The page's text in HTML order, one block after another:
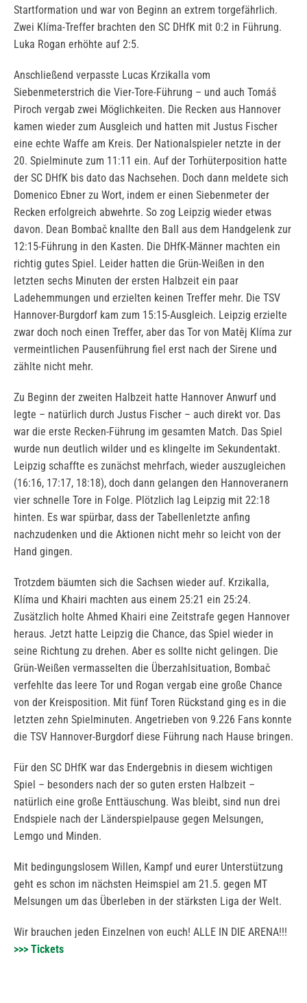
Startformation und war von Beginn an extrem torgefährlich.
Zwei Klíma-Treffer brachten den SC DHfK mit 0:2 in Führung.
Luka Rogan erhöhte auf 2:5.
Anschließend verpasste Lucas Krzikalla vom
Siebenmeterstrich die Vier-Tore-Führung – und auch Tomáš
Piroch vergab zwei Möglichkeiten. Die Recken aus Hannover
kamen wieder zum Ausgleich und hatten mit Justus Fischer
eine echte Waffe am Kreis. Der Nationalspieler netzte in der
20. Spielminute zum 11:11 ein. Auf der Torhüterposition hatte
der SC DHfK bis dato das Nachsehen. Doch dann meldete sich
Domenico Ebner zu Wort, indem er einen Siebenmeter der
Recken erfolgreich abwehrte. So zog Leipzig wieder etwas
davon. Dean Bombač knallte den Ball aus dem Handgelenk zur
12:15-Führung in den Kasten. Die DHfK-Männer machten ein
richtig gutes Spiel. Leider hatten die Grün-Weißen in den
letzten sechs Minuten der ersten Halbzeit ein paar
Ladehemmungen und erzielten keinen Treffer mehr. Die TSV
Hannover-Burgdorf kam zum 15:15-Ausgleich. Leipzig erzielte
zwar doch noch einen Treffer, aber das Tor von Matěj Klíma zur
vermeintlichen Pausenführung fiel erst nach der Sirene und
zählte nicht mehr.
Zu Beginn der zweiten Halbzeit hatte Hannover Anwurf und
legte – natürlich durch Justus Fischer – auch direkt vor. Das
war die erste Recken-Führung im gesamten Match. Das Spiel
wurde nun deutlich wilder und es klingelte im Sekundentakt.
Leipzig schaffte es zunächst mehrfach, wieder auszugleichen
(16:16, 17:17, 18:18), doch dann gelangen den Hannoveranern
vier schnelle Tore in Folge. Plötzlich lag Leipzig mit 22:18
hinten. Es war spürbar, dass der Tabellenletzte anfing
nachzudenken und die Aktionen nicht mehr so leicht von der
Hand gingen.
Trotzdem bäumten sich die Sachsen wieder auf. Krzikalla,
Klíma und Khairi machten aus einem 25:21 ein 25:24.
Zusätzlich holte Ahmed Khairi eine Zeitstrafe gegen Hannover
heraus. Jetzt hatte Leipzig die Chance, das Spiel wieder in
seine Richtung zu drehen. Aber es sollte nicht gelingen. Die
Grün-Weißen vermasselten die Überzahlsituation, Bombač
verfehlte das leere Tor und Rogan vergab eine große Chance
von der Kreisposition. Mit fünf Toren Rückstand ging es in die
letzten zehn Spielminuten. Angetrieben von 9.226 Fans konnte
die TSV Hannover-Burgdorf diese Führung nach Hause bringen.
Für den SC DHfK war das Endergebnis in diesem wichtigen
Spiel – besonders nach der so guten ersten Halbzeit –
natürlich eine große Enttäuschung. Was bleibt, sind nun drei
Endspiele nach der Länderspielpause gegen Melsungen,
Lemgo und Minden.
Mit bedingungslosem Willen, Kampf und eurer Unterstützung
geht es schon im nächsten Heimspiel am 21.5. gegen MT
Melsungen um das Überleben in der stärksten Liga der Welt.
Wir brauchen jeden Einzelnen von euch! ALLE IN DIE ARENA!!!
>>> Tickets